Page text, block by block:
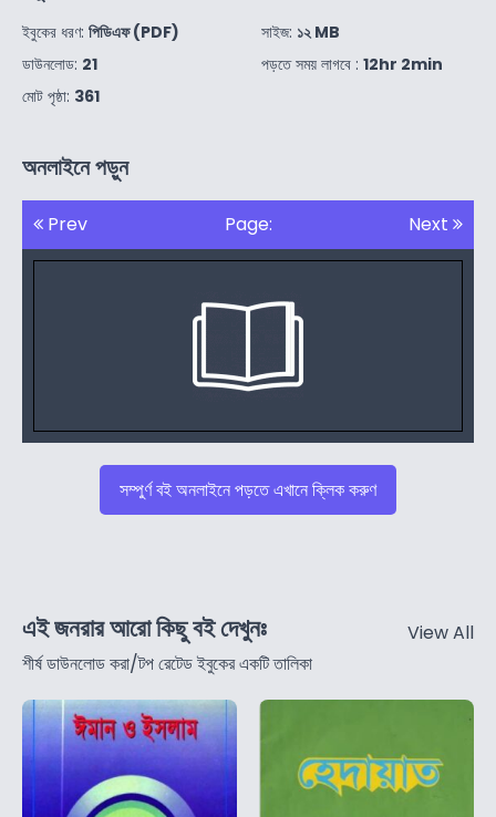
ইবুকের ধরণ: পিডিএফ (PDF)
ডাউনলোড: 21
মোট পৃষ্ঠা: 361
সাইজ: ১২ MB
পড়তে সময় লাগবে : 12hr 2min
অনলাইনে পড়ুন
Prev Page: Next
সম্পুর্ণ বই অনলাইনে পড়তে এখানে ক্লিক করুণ
এই জনরার আরো কিছু বই দেখুনঃ
শীর্ষ ডাউনলোড করা/টপ রেটেড ইবুকের একটি তালিকা
View All